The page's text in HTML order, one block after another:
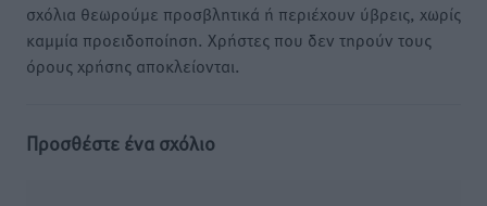
σχόλια θεωρούμε προσβλητικά ή περιέχουν ύβρεις, χωρίς
καμμία προειδοποίηση. Χρήστες που δεν τηρούν τους
όρους χρήσης αποκλείονται.
Προσθέστε ένα σχόλιο